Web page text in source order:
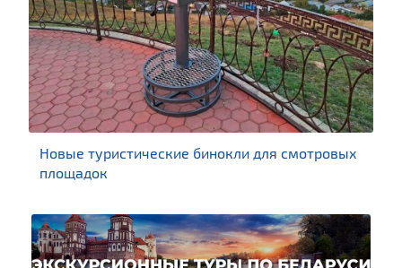
Новые туристические бинокли для смотровых
площадок